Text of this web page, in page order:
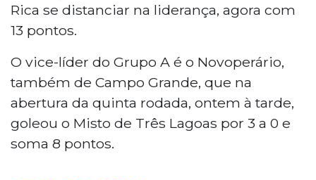
Rica se distanciar na liderança, agora com
13 pontos.
O vice-líder do Grupo A é o Novoperário,
também de Campo Grande, que na
abertura da quinta rodada, ontem à tarde,
goleou o Misto de Três Lagoas por 3 a 0 e
soma 8 pontos.